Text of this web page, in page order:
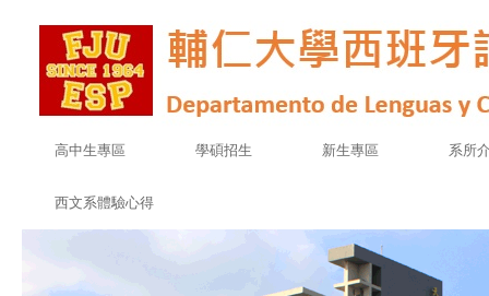
高中生專區 學碩招生 新生專區 系所
西文系體驗心得